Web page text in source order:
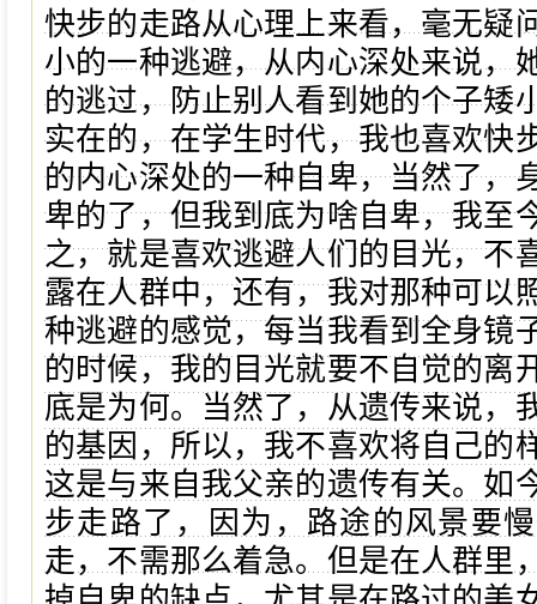
快步的走路从心理上来看，毫无疑
小的一种逃避，从内心深处来说，
的逃过，防止别人看到她的个子矮
实在的，在学生时代，我也喜欢快
的内心深处的一种自卑，当然了，
卑的了，但我到底为啥自卑，我至
之，就是喜欢逃避人们的目光，不
露在人群中，还有，我对那种可以
种逃避的感觉，每当我看到全身镜
的时候，我的目光就要不自觉的离
底是为何。当然了，从遗传来说，
的基因，所以，我不喜欢将自己的
这是与来自我父亲的遗传有关。如
步走路了，因为，路途的风景要
走，不需那么着急。但是在人群里